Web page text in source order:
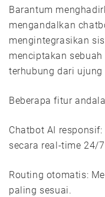
Barantum
mengandalkan
mengintegrasikan
menciptakan
terhubung dari ujung
Beberapa fitur
Chatbot AI
secara real-time 24/
Routing otomatis:
paling sesuai.